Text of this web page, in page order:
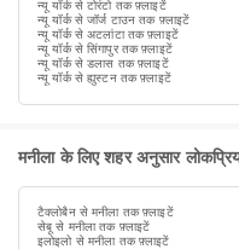
न्यू यॉर्क से टोरंटो तक फ़्लाइटें
न्यू यॉर्क से जॉर्ज टाउन तक फ़्लाइटें
न्यू यॉर्क से अटलांटा तक फ़्लाइटें
न्यू यॉर्क से सिंगापुर तक फ़्लाइटें
न्यू यॉर्क से डलास तक फ़्लाइटें
न्यू यॉर्क से ह्युस्टन तक फ़्लाइटें
मनीला के लिए शहर अनुसार लोकप्रिय
टैक्लोबैन से मनीला तक फ़्लाइटें
सेबू से मनीला तक फ़्लाइटें
इलोइलो से मनीला तक फ़्लाइटें